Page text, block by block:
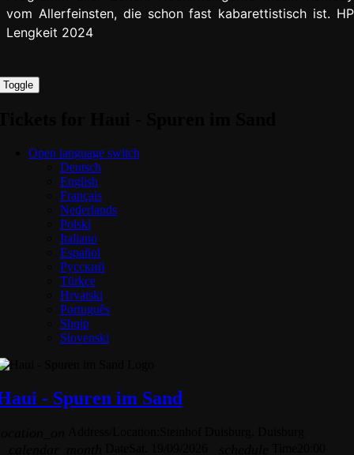
vom Allerfeinsten, die schon fast kabarettistisch ist. HP
Lengkeit 2024